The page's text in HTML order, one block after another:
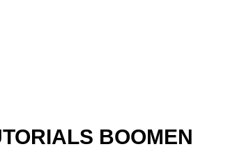
BOOMEN